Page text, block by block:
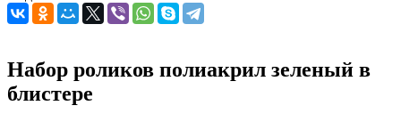
Набор роликов полиакрил зеленый в
блистере